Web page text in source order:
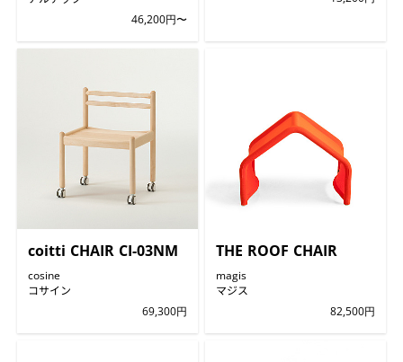
46,200円〜
coitti CHAIR CI-03NM
cosine
コサイン
69,300円
THE ROOF CHAIR
magis
マジス
82,500円